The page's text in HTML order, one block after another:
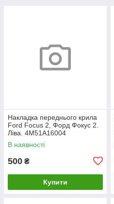
Накладка переднього крила
Ford Focus 2, Форд Фокус 2.
Ліва. 4M51A16004
В наявності
500 ₴
Купити